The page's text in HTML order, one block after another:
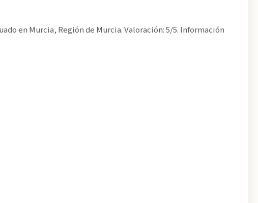
en Murcia, Región de Murcia. Valoración: 5/5. Información